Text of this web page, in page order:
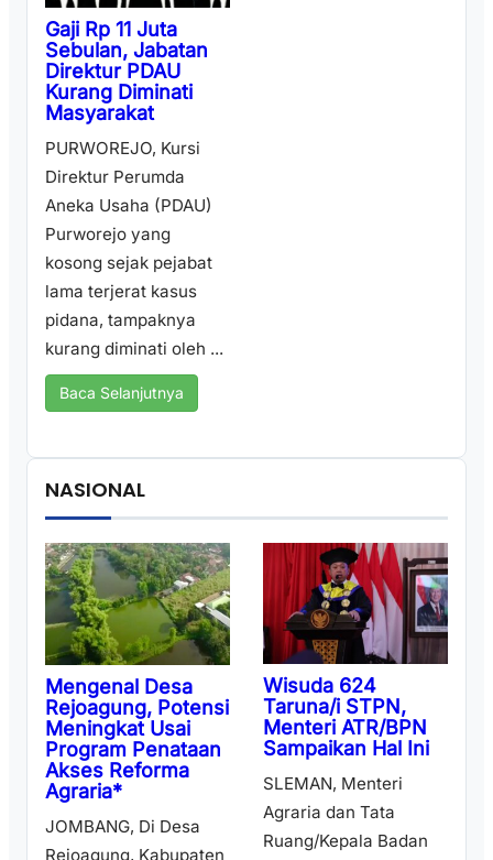
Gaji Rp 11 Juta
Sebulan, Jabatan
Direktur PDAU
Kurang Diminati
Masyarakat
PURWOREJO, Kursi
Direktur Perumda
Aneka Usaha (PDAU)
Purworejo yang
kosong sejak pejabat
lama terjerat kasus
pidana, tampaknya
kurang diminati oleh ...
Baca Selanjutnya
NASIONAL
Mengenal Desa
Rejoagung, Potensi
Meningkat Usai
Program Penataan
Akses Reforma
Agraria*
JOMBANG, Di Desa
Rejoagung, Kabupaten
Wisuda 624
Taruna/i STPN,
Menteri ATR/BPN
Sampaikan Hal Ini
SLEMAN, Menteri
Agraria dan Tata
Ruang/Kepala Badan